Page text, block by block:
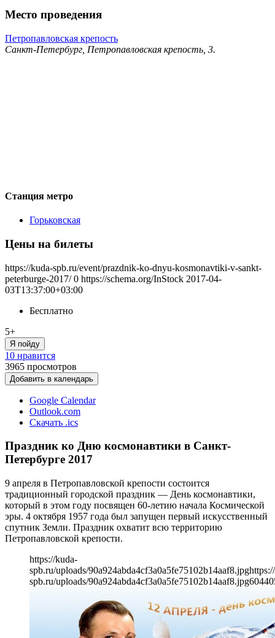
Место проведения
Петропавловская крепость
Санкт-Петербург, Петропавловская крепость, 3.
Станция метро
Горьковская
Цены на билеты
https://kuda-spb.ru/event/prazdnik-ko-dnyu-kosmonavtiki-v-sankt-
peterburge-2017/ 0 https://schema.org/InStock 2017-04-
03T13:37:00+03:00
Бесплатно
5+
Я пойду
10 нравится
3965 просмотров
Добавить в календарь
Google Calendar
Outlook.com
Скачать .ics
Праздник ко Дню космонавтики в Санкт-
Петербурге 2017
9 апреля в Петропавловской крепости состоится
традиционный городской праздник — День космонавтики,
который в этом году посвящен 60-летию начала Космической
эры. 4 октября 1957 года был запущен первый искусственный
спутник Земли. Праздник охватит всю территорию
Петропавловской крепости.
https://kuda-
spb.ru/uploads/90a924abda4cf3a0a5fe75102b14aaf8.jpg
spb.ru/uploads/90a924abda4cf3a0a5fe75102b14aaf8.jpg604